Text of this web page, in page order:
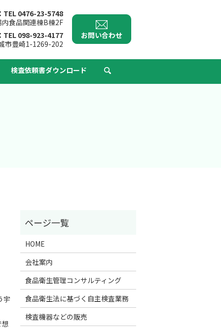
検査依頼書ダウンロード
TEL 0476-23-5748
食品関連棟B棟2F
TEL 098-923-4177
市豊崎1-1269-202
お問い合わせ
宇
HOME
会社案内
食品衛生管理コンサルティング
食品衛生法に基づく自主検査業務
検査機器などの販売